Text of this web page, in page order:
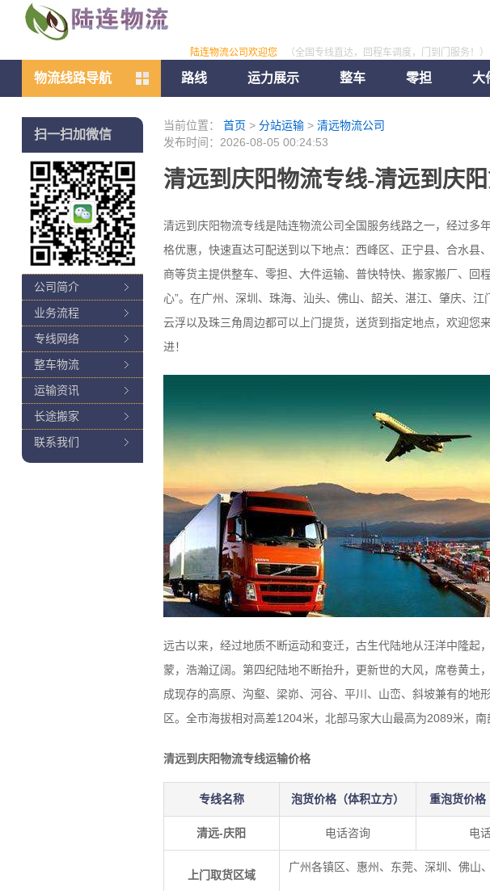
陆连物流公司欢迎您 （全国专线直达，回程车调度，门到门服务！）
物流线路导航 路线 运力展示 整车 零担 大
当前位置： 首页 > 分站运输> 清远物流公司
发布时间：2026-08-05 00:24:53
清远到庆阳物流专线-清远到庆
清远到庆阳物流专线是陆连物流公司全国服务线路之一，经过多
格优惠，快速直达可配送到以下地点：西峰区、正宁县、合水县
商等货主提供整车、零担、大件运输、普快特快、搬家搬厂、回
心”。在广州、深圳、珠海、汕头、佛山、韶关、湛江、肇庆、
云浮以及珠三角周边都可以上门提货，送货到指定地点，欢迎您
进！
远古以来，经过地质不断运动和变迁，古生代陆地从汪洋中隆起
蒙，浩瀚辽阔。第四纪陆地不断抬升，更新世的大风，席卷黄土
成现存的高原、沟壑、梁峁、河谷、平川、山峦、斜坡兼有的
区。全市海拔相对高差1204米，北部马家大山最高为2089米，南
清远到庆阳物流专线运输价格
专线名称 泡货价格（体积立方） 重泡货价格
清远-庆阳 电话咨询 电
上门取货区域
广州各镇区、惠州、东莞、深圳、佛山
扫一扫加微信
公司简介
业务流程
专线网络
整车物流
运输资讯
长途搬家
联系我们